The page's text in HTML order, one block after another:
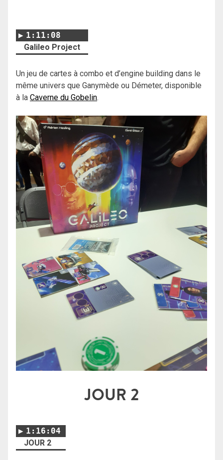
1:11:08
Galileo Project
Un jeu de cartes à combo et d’engine building dans le
même univers que Ganymède ou Démeter, disponible
à la Caverne du Gobelin.
JOUR 2
1:16:04
JOUR 2